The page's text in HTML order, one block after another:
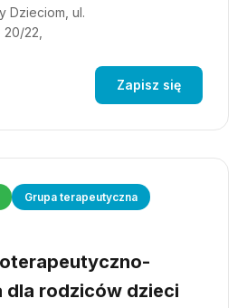
Dzieciom, ul.
22,
Zapisz się
Grupa terapeutyczna
rodziców dzieci